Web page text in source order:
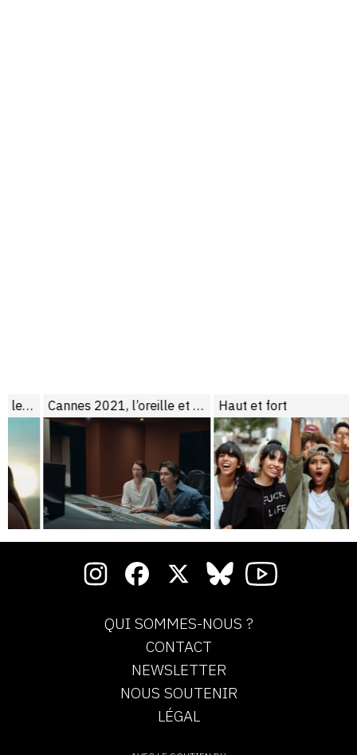
Cannes 2021, l’oreille et le nombril Haut et fort
QUI SOMMES-NOUS ?
CONTACT
NEWSLETTER
NOUS SOUTENIR
LÉGAL